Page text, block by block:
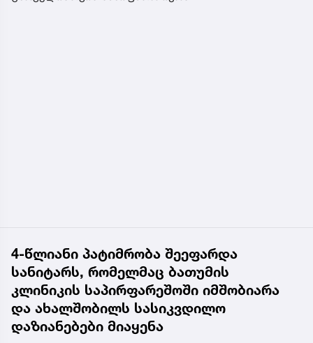
4-წლიანი პატიმრობა შეეფარდა
სანიტარს, რომელმაც ბათუმის
კლინიკის საპირფარეშოში იმშობიარა
და ახალშობილს სასიკვდილო
დაზიანებები მიაყენა